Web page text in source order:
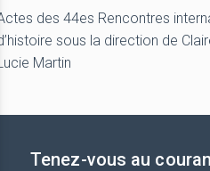
des 44es Rencontres
sous la direction de
Martin
Tenez-vous au